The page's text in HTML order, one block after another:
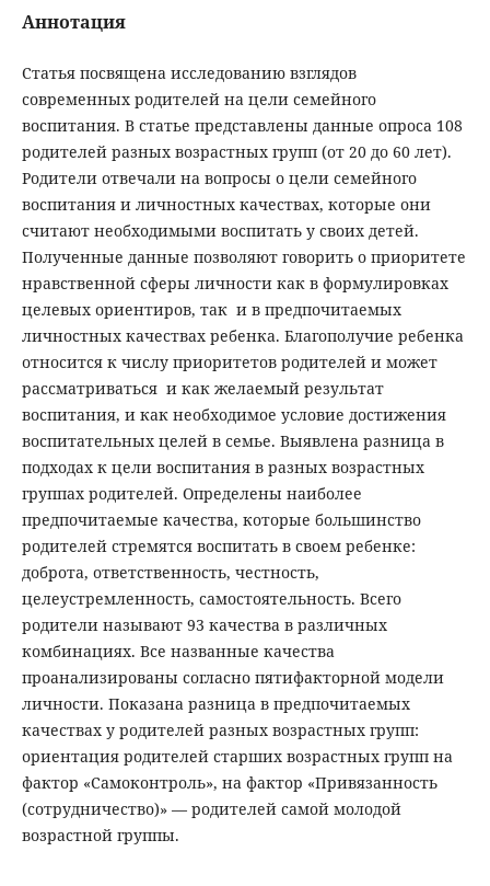
Аннотация
Статья посвящена исследованию взглядов
современных родителей на цели семейного
воспитания. В статье представлены данные опроса 108
родителей разных возрастных групп (от 20 до 60 лет).
Родители отвечали на вопросы о цели семейного
воспитания и личностных качествах, которые они
считают необходимыми воспитать у своих детей.
Полученные данные позволяют говорить о приоритете
нравственной сферы личности как в формулировках
целевых ориентиров, так и в предпочитаемых
личностных качествах ребенка. Благополучие ребенка
относится к числу приоритетов родителей и может
рассматриваться и как желаемый результат
воспитания, и как необходимое условие достижения
воспитательных целей в семье. Выявлена разница в
подходах к цели воспитания в разных возрастных
группах родителей. Определены наиболее
предпочитаемые качества, которые большинство
родителей стремятся воспитать в своем ребенке:
доброта, ответственность, честность,
целеустремленность, самостоятельность. Всего
родители называют 93 качества в различных
комбинациях. Все названные качества
проанализированы согласно пятифакторной модели
личности. Показана разница в предпочитаемых
качествах у родителей разных возрастных групп:
ориентация родителей старших возрастных групп на
фактор «Самоконтроль», на фактор «Привязанность
(сотрудничество)» — родителей самой молодой
возрастной группы.